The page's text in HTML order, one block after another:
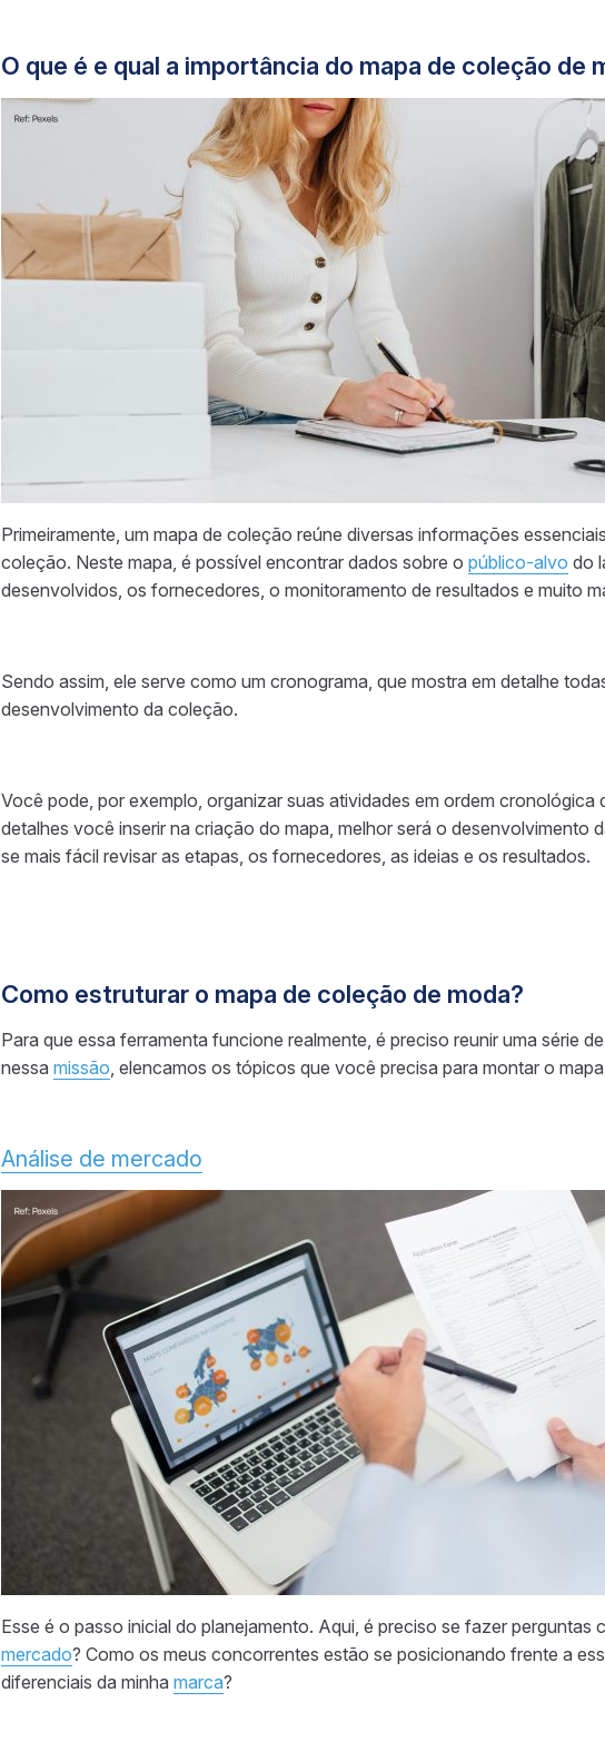
O que é e qual a importância do mapa de coleção de
Primeiramente, um mapa de coleção reúne diversas informações
coleção. Neste mapa, é possível encontrar dados sobre o público-alvo do
desenvolvidos, os fornecedores, o monitoramento de resultados e muito
Sendo assim, ele serve como um cronograma, que mostra em detalhe
desenvolvimento da coleção.
Você pode, por exemplo, organizar suas atividades em ordem cronológica
detalhes você inserir na criação do mapa, melhor será o desenvolvimento
se mais fácil revisar as etapas, os fornecedores, as ideias e os resultados.
Como estruturar o mapa de coleção de moda?
Para que essa ferramenta funcione realmente, é preciso reunir uma série
nessa missão, elencamos os tópicos que você precisa para montar o
Análise de mercado
Esse é o passo inicial do planejamento. Aqui, é preciso se fazer perguntas
mercado? Como os meus concorrentes estão se posicionando frente a
diferenciais da minha marca?